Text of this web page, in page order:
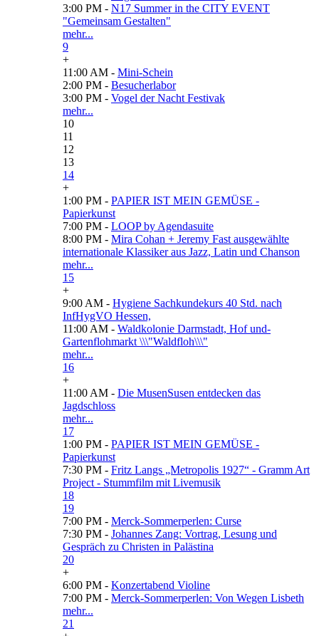
3:00 PM - N17 Summer in the CITY EVENT
"Gemeinsam Gestalten"
mehr...
9
+
11:00 AM - Mini-Schein
2:00 PM - Besucherlabor
3:00 PM - Vogel der Nacht Festivak
mehr...
10
11
12
13
14
+
1:00 PM - PAPIER IST MEIN GEMÜSE -
Papierkunst
7:00 PM - LOOP by Agendasuite
8:00 PM - Mira Cohan + Jeremy Fast ausgewählte
internationale Klassiker aus Jazz, Latin und Chanson
mehr...
15
+
9:00 AM - Hygiene Sachkundekurs 40 Std. nach
InfHygVO Hessen,
11:00 AM - Waldkolonie Darmstadt, Hof und-
Gartenflohmarkt \\\"Waldfloh\\\"
mehr...
16
+
11:00 AM - Die MusenSusen entdecken das
Jagdschloss
mehr...
17
1:00 PM - PAPIER IST MEIN GEMÜSE -
Papierkunst
7:30 PM - Fritz Langs „Metropolis 1927“ - Gramm Art
Project - Stummfilm mit Livemusik
18
19
7:00 PM - Merck-Sommerperlen: Curse
7:30 PM - Johannes Zang: Vortrag, Lesung und
Gespräch zu Christen in Palästina
20
+
6:00 PM - Konzertabend Violine
7:00 PM - Merck-Sommerperlen: Von Wegen Lisbeth
mehr...
21